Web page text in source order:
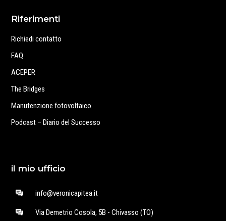
Riferimenti
Richiedi contatto
FAQ
ACEPER
The Bridges
Manutenzione fotovoltaico
Podcast – Diario del Successo
il mio ufficio
info@veronicapitea.it
Via Demetrio Cosola, 5B - Chivasso (TO)